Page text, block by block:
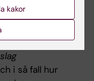
terapeutiska
av
i så fall hur
kakor